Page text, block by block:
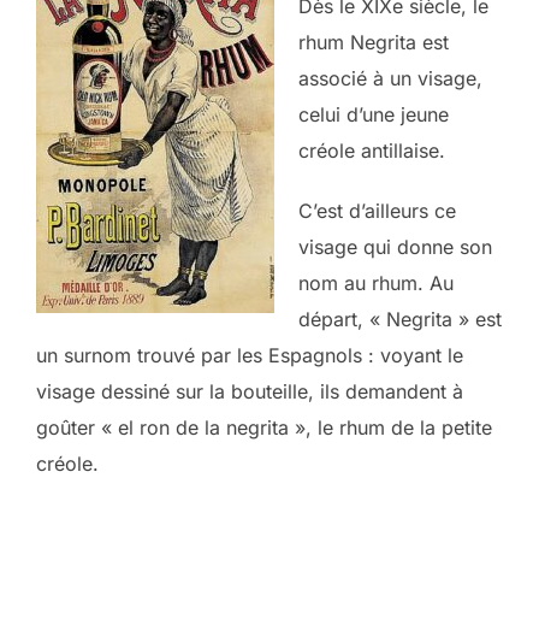
Dès le XIXe siècle, le
rhum Negrita est
associé à un visage,
celui d’une jeune
créole antillaise.
C’est d’ailleurs ce
visage qui donne son
nom au rhum. Au
départ, « Negrita » est
un surnom trouvé par les Espagnols : voyant le
visage dessiné sur la bouteille, ils demandent à
goûter « el ron de la negrita », le rhum de la petite
créole.